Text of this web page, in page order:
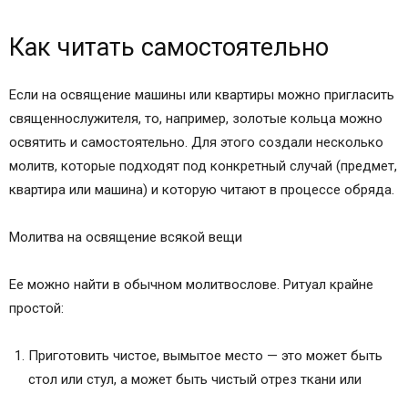
Как читать самостоятельно
Если на освящение машины или квартиры можно пригласить
священнослужителя, то, например, золотые кольца можно
освятить и самостоятельно. Для этого создали несколько
молитв, которые подходят под конкретный случай (предмет,
квартира или машина) и которую читают в процессе обряда.
Молитва на освящение всякой вещи
Ее можно найти в обычном молитвослове. Ритуал крайне
простой:
Приготовить чистое, вымытое место — это может быть
стол или стул, а может быть чистый отрез ткани или